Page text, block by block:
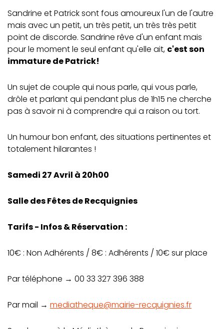
Sandrine et Patrick sont fous amoureux l'un de l'autre
mais avec un petit, un très petit, un très très petit
point de discorde. Sandrine rêve d'un enfant mais
pour le moment le seul enfant qu'elle ait, c'est son
immature de Patrick!
Un sujet de couple qui nous parle, qui vous parle,
drôle et parlant qui pendant plus de 1h15 ne cherche
pas à savoir ni à comprendre qui a raison ou tort.
Un humour bon enfant, des situations pertinentes et
totalement hilarantes !
Samedi 27 Avril à 20h00
Salle des Fêtes de Recquignies
Tarifs - Infos & Réservation :
10€ : Non Adhérents / 8€ : Adhérents / 10€ sur place
Par téléphone → 00 33 327 396 388
Par mail → mediatheque@mairie-recquignies.fr